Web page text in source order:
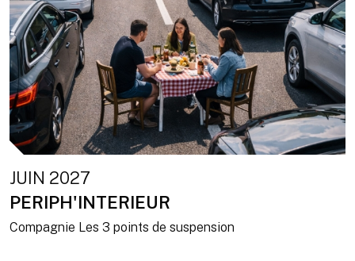
JUIN 2027
PERIPH'INTERIEUR
Compagnie Les 3 points de suspension